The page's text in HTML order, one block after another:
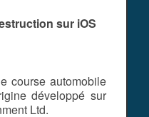
sur iOS
course automobile
développé sur
Ltd.